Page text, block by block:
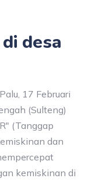
desa
17 Februari
(Sulteng)
(Tanggap
dan
kemiskinan di